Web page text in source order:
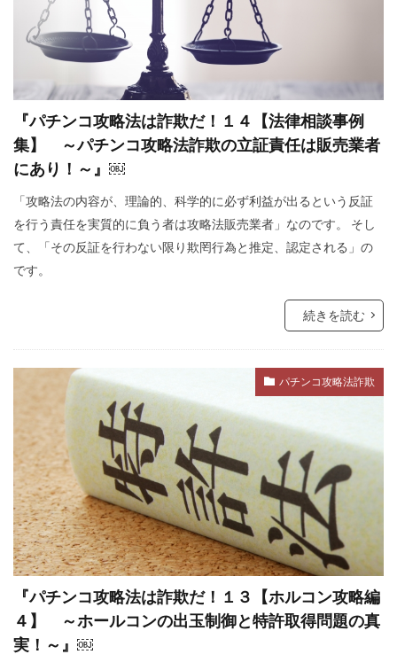
『パチンコ攻略法は詐欺だ！１４【法律相談事例
集】 ～パチンコ攻略法詐欺の立証責任は販売業者
にあり！～』￼
「攻略法の内容が、理論的、科学的に必ず利益が出るという反証
を行う責任を実質的に負う者は攻略法販売業者」なのです。 そし
て、「その反証を行わない限り欺罔行為と推定、認定される」の
です。
続きを読む
パチンコ攻略法詐欺
『パチンコ攻略法は詐欺だ！１３【ホルコン攻略編
４】 ～ホールコンの出玉制御と特許取得問題の真
実！～』￼
レプリコンワクチン
リンカーン大統領
リテラシー
ラルフ・バビット
ユーチューバー
ユダヤの王
ユダヤ
世界統一政府
中華民国
メッセージ
保守
努力義務 創価学会
出玉制御
冤罪
円卓会議
共産主義
児童移民 信仰
依存症
乳幼児
住民投票条例
仏教
チャーチル
ニュルンベルク綱領
パンデミック条約
パンデミック
パチンコ
ハワイ州
ハワイ山火事
ノーベル賞
ネットストーカー
ニュー・ワールドオーダー
ナチズム
ビルダーバーグ
ナチ
ナイジェリア
ドラマ・映画
ドナルド・トランプ
トランプ氏
トランプ大統領
デマ
ディープステート論
ディープステート
ビジネス
ビル・ゲイツ
マッカーサー
ホルコン制御